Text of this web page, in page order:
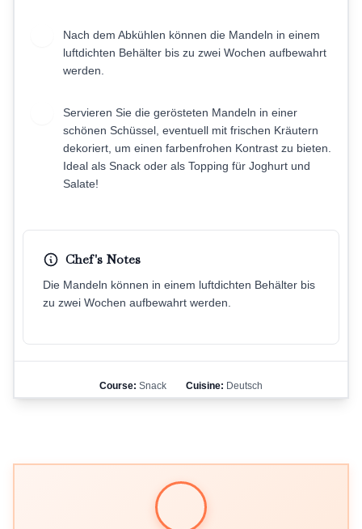
Nach dem Abkühlen können die Mandeln in einem
luftdichten Behälter bis zu zwei Wochen aufbewahrt
werden.
Servieren Sie die gerösteten Mandeln in einer
schönen Schüssel, eventuell mit frischen Kräutern
dekoriert, um einen farbenfrohen Kontrast zu bieten.
Ideal als Snack oder als Topping für Joghurt und
Salate!
Chef's Notes
Die Mandeln können in einem luftdichten Behälter bis
zu zwei Wochen aufbewahrt werden.
Course: Snack Cuisine: Deutsch